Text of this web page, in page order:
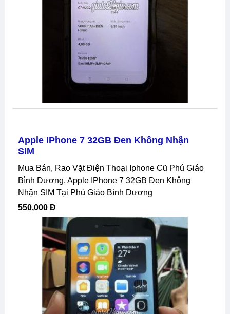
Apple IPhone 7 32GB Đen Không Nhận
SIM
Mua Bán, Rao Vặt Điện Thoại Iphone Cũ Phú Giáo
Bình Dương, Apple IPhone 7 32GB Đen Không
Nhận SIM Tại Phú Giáo Bình Dương
550,000 Đ